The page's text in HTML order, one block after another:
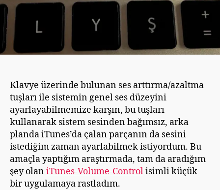
Klavye üzerinde bulunan ses arttırma/azaltma
tuşları ile sistemin genel ses düzeyini
ayarlayabilmemize karşın, bu tuşları
kullanarak sistem sesinden bağımsız, arka
planda iTunes’da çalan parçanın da sesini
istediğim zaman ayarlabilmek istiyordum. Bu
amaçla yaptığım araştırmada, tam da aradığım
şey olaniTunes-Volume-Controlisimli küçük
bir uygulamaya rastladım.